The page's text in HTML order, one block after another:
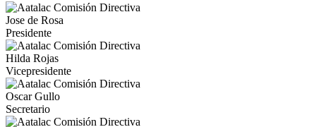
Jose de Rosa
Presidente
Hilda Rojas
Vicepresidente
Oscar Gullo
Secretario